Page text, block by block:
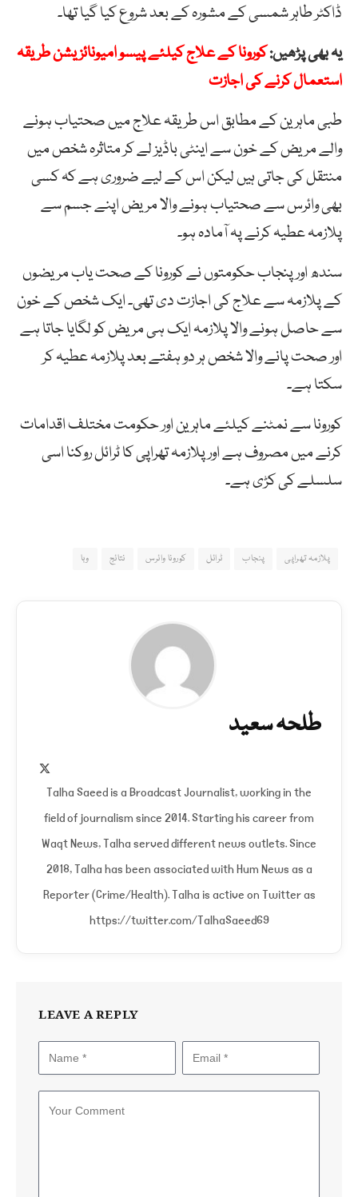
ڈاکٹر طاہر شمسی کے مشورہ کے بعد شروع کیا گیا تھا۔
یہ بھی پڑھیں:کورونا کے علاج کیلئے پیسو امیونائزیشن طریقہ
استعمال کرنے کی اجازت
طبی ماہرین کے مطابق اس طریقہ علاج میں صحتیاب ہونے
والے مریض کے خون سے اینٹی باڈیز لے کر متاثرہ شخص میں
منتقل کی جاتی ہیں لیکن اس کے لیے ضروری ہے کہ کسی
بھی وائرس سے صحتیاب ہونے والا مریض اپنے جسم سے
پلازمہ عطیہ کرنے پہ آمادہ ہو۔
سندھ اور پنجاب حکومتوں نے کورونا کے صحت یاب مریضوں
کے پلازمہ سے علاج کی اجازت دی تھی۔ ایک شخص کے خون
سے حاصل ہونے والا پلازمہ ایک ہی مریض کو لگایا جاتا ہے
اور صحت پانے والا شخص ہر دو ہفتے بعد پلازمہ عطیہ کر
سکتا ہے۔
کورونا سے نمٹنے کیلئے ماہرین اور حکومت مختلف اقدامات
کرنے میں مصروف ہے اور پلازمہ تھراپی کا ٹرائل روکنا اسی
سلسلے کی کڑی ہے۔
پلازمہ تھراپی پنجاب ٹرائل کورونا وائرس نتائج وبا
طلحہ سعید
Talha Saeed is a Broadcast Journalist, working in the
field of journalism since 2014. Starting his career from
Waqt News, Talha served different news outlets. Since
2018, Talha has been associated with Hum News as a
Reporter (Crime/Health). Talha is active on Twitter as
https://twitter.com/TalhaSaeed69
LEAVE A REPLY